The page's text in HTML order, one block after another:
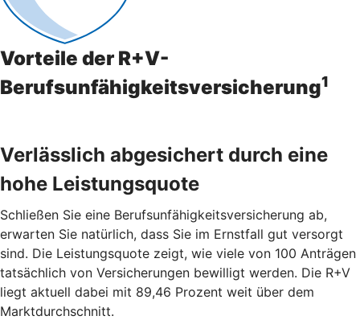
Vorteile der R+V-
Berufsunfähigkeitsversicherung1
Verlässlich abgesichert durch eine
hohe Leistungsquote
Schließen Sie eine Berufsunfähigkeitsversicherung ab,
erwarten Sie natürlich, dass Sie im Ernstfall gut versorgt
sind. Die Leistungsquote zeigt, wie viele von 100 Anträgen
tatsächlich von Versicherungen bewilligt werden. Die R+V
liegt aktuell dabei mit 89,46 Prozent weit über dem
Marktdurchschnitt.